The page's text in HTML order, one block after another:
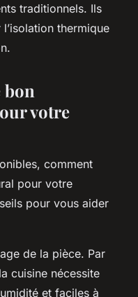
traditionnels. Ils
thermique
votre
comment
pour votre
pour vous aider
de la pièce. Par
cuisine nécessite
et faciles à